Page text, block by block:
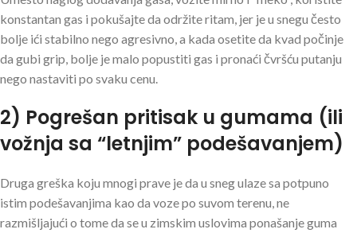
konstantan gas i pokušajte da održite ritam, jer je u snegu često
bolje ići stabilno nego agresivno, a kada osetite da kvad počinje
da gubi grip, bolje je malo popustiti gas i pronaći čvršću putanju
nego nastaviti po svaku cenu.
2) Pogrešan pritisak u gumama (ili
vožnja sa “letnjim” podešavanjem)
Druga greška koju mnogi prave je da u sneg ulaze sa potpuno
istim podešavanjima kao da voze po suvom terenu, ne
razmišljajući o tome da se u zimskim uslovima ponašanje guma